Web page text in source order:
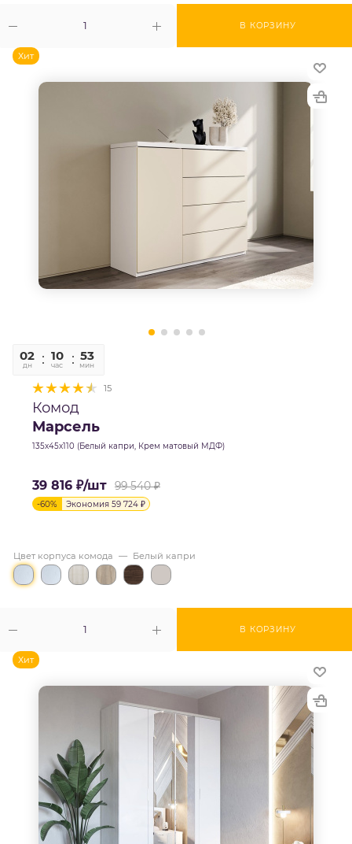
В КОРЗИНУ
Хит
02
дн
10
час
52
мин
15
Комод
Марсель
135х45х110 (Белый капри, Крем матовый МДФ)
39 816 ₽/шт 99 540₽
-60% Экономия 59 724 ₽
В КОРЗИНУ
Цвет корпуса комода — Белый капри
Хит